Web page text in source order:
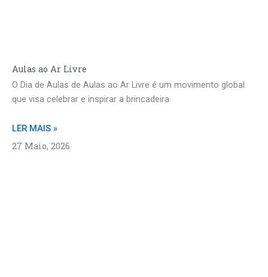
Aulas ao Ar Livre
O Dia de Aulas de Aulas ao Ar Livre é um movimento global
que visa celebrar e inspirar a brincadeira
LER MAIS »
27 Maio, 2026